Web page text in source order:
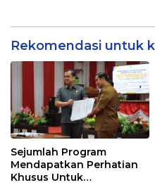
Rekomendasi untuk
Sejumlah Program
Mendapatkan Perhatian
Khusus Untuk